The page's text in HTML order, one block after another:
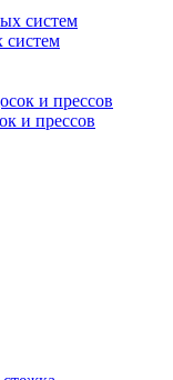
систем
и прессов